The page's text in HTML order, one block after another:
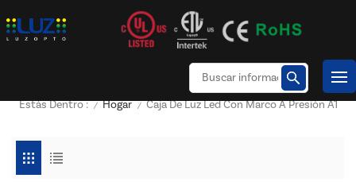
Estás Dentro : / Hogar / Caja De Luz Led Con Marco A Presión A1